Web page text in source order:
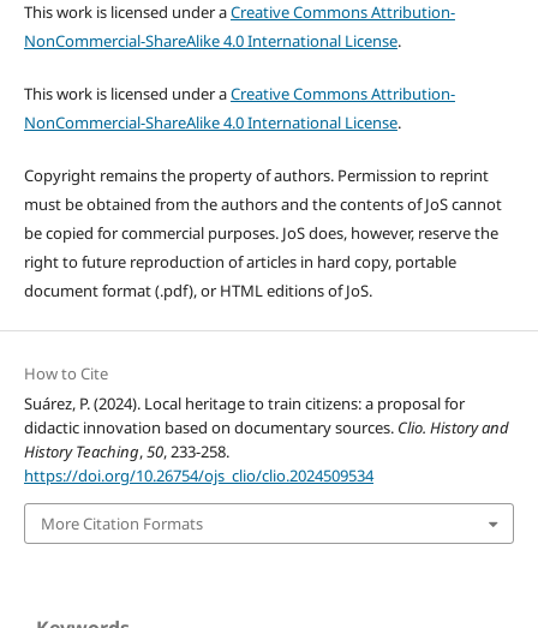
This work is licensed under aCreative Commons Attribution-
NonCommercial-ShareAlike 4.0 International License.
This work is licensed under aCreative Commons Attribution-
NonCommercial-ShareAlike 4.0 International License.
Copyright remains the property of authors. Permission to reprint
must be obtained from the authors and the contents of JoS cannot
be copied for commercial purposes. JoS does, however, reserve the
right to future reproduction of articles in hard copy, portable
document format (.pdf), or HTML editions of JoS.
How to Cite
Suárez, P. (2024). Local heritage to train citizens: a proposal for
didactic innovation based on documentary sources. Clio. History and
History Teaching,50, 233-258.
https://doi.org/10.26754/ojs_clio/clio.2024509534
More Citation Formats